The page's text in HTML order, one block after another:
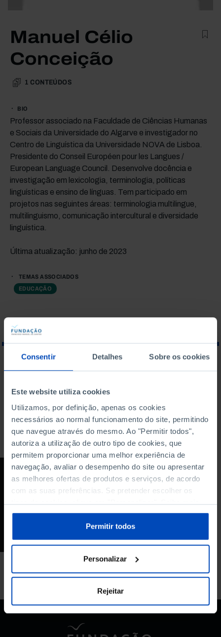
Consentir Detalhes Sobre os cookies
Este website utiliza cookies
Utilizamos, por definição, apenas os cookies
necessários ao normal funcionamento do site, permitindo
que navegue através do mesmo. Ao "Permitir todos",
autoriza a utilização de outro tipo de cookies, que
permitem proporcionar uma melhor experiência de
navegação, avaliar o desempenho do site ou apresentar
as melhores ofertas de produtos e serviços, de acordo
com as suas preferências. Se pretender escolher os
tipos de cookies, clique em "Personalizar". Saiba mais
sobre cookies através da gestão de preferências ou da
Política de Cookies.
Permitir todos
Personalizar
Rejeitar
Manuel Célio
Conceição
1 CONTEÚDOS
BIO
Professor associado na Faculdade de Ciências Humanas
e Sociais da Universidade do Algarve e investigador no
Centro de Linguística da Universidade NOVA de Lisboa.
Presidente do Conseil Européen pour les Langues /
European Language Council. Desenvolve docência e
investigação em lexicologia, terminologia, políticas
linguísticas e ensino de línguas. Tem participado em
projetos nas seguintes áreas: terminologia multilingue,
multilinguismo, comunicação intercultural e diversidade
linguística.
Última atualização: junho de 2023
TEMAS ASSOCIADOS
EDUCAÇÃO
Para pesquisar uma expressão coloque-a entre aspas
CONFERÊNCIA
Porque melhoraram
alunos? (Parte II)
25/10/2017
20 MIN